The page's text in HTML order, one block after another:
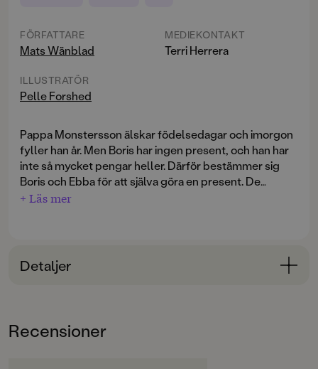
FÖRFATTARE
Mats Wänblad
ILLUSTRATÖR
Pelle Forshed
MEDIEKONTAKT
Terri Herrera
Pappa Monstersson älskar födelsedagar och imorgon
fyller han år. Men Boris har ingen present, och han har
inte så mycket pengar heller. Därför bestämmer sig
Boris och Ebba för att själva göra en present. De
kommer på en jättebra idé - de vet precis vad han
kategorin lättläst och älskas av såväl läsare och
föräldrar som bibliotekarier och bokbloggare. Eller
Familjen Monstersson ingår i Rabén & Sjögrens serie
+ Läs mer
Detaljer
6-9
Recensioner